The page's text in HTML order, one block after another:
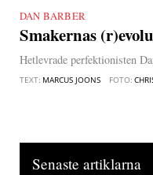
DAN BARBER
Smakernas
Hetlevrade perfektionisten
TEXT: MARCUS JOONS FOTO:
Senaste artiklarna